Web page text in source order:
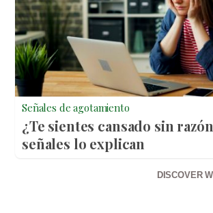
Señales de agotamiento
¿Te sientes cansado sin
señales lo explican
DISCOVER